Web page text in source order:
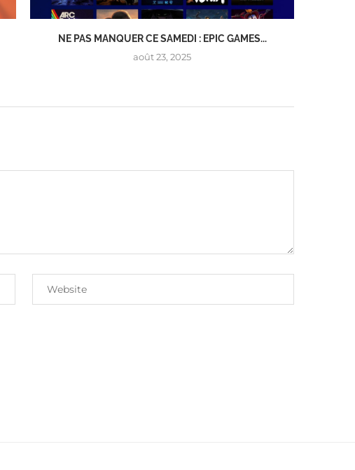
NE PAS MANQUER CE SAMEDI : EPIC GAMES...
août 23, 2025